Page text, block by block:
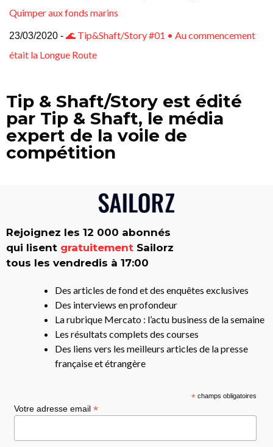
Quimper aux fonds marins
23/03/2020 - 🌊 Tip&Shaft/Story #01 • Au commencement
était la Longue Route
Tip & Shaft/Story est édité
par Tip & Shaft, le média
expert de la voile de
compétition
Rejoignez les 12 000 abonnés
qui lisent gratuitement Sailorz
tous les vendredis à 17:00
Des articles de fond et des enquêtes exclusives
Des interviews en profondeur
La rubrique Mercato : l’actu business de la semaine
Les résultats complets des courses
Des liens vers les meilleurs articles de la presse
française et étrangère
* champs obligatoires
Votre adresse email *